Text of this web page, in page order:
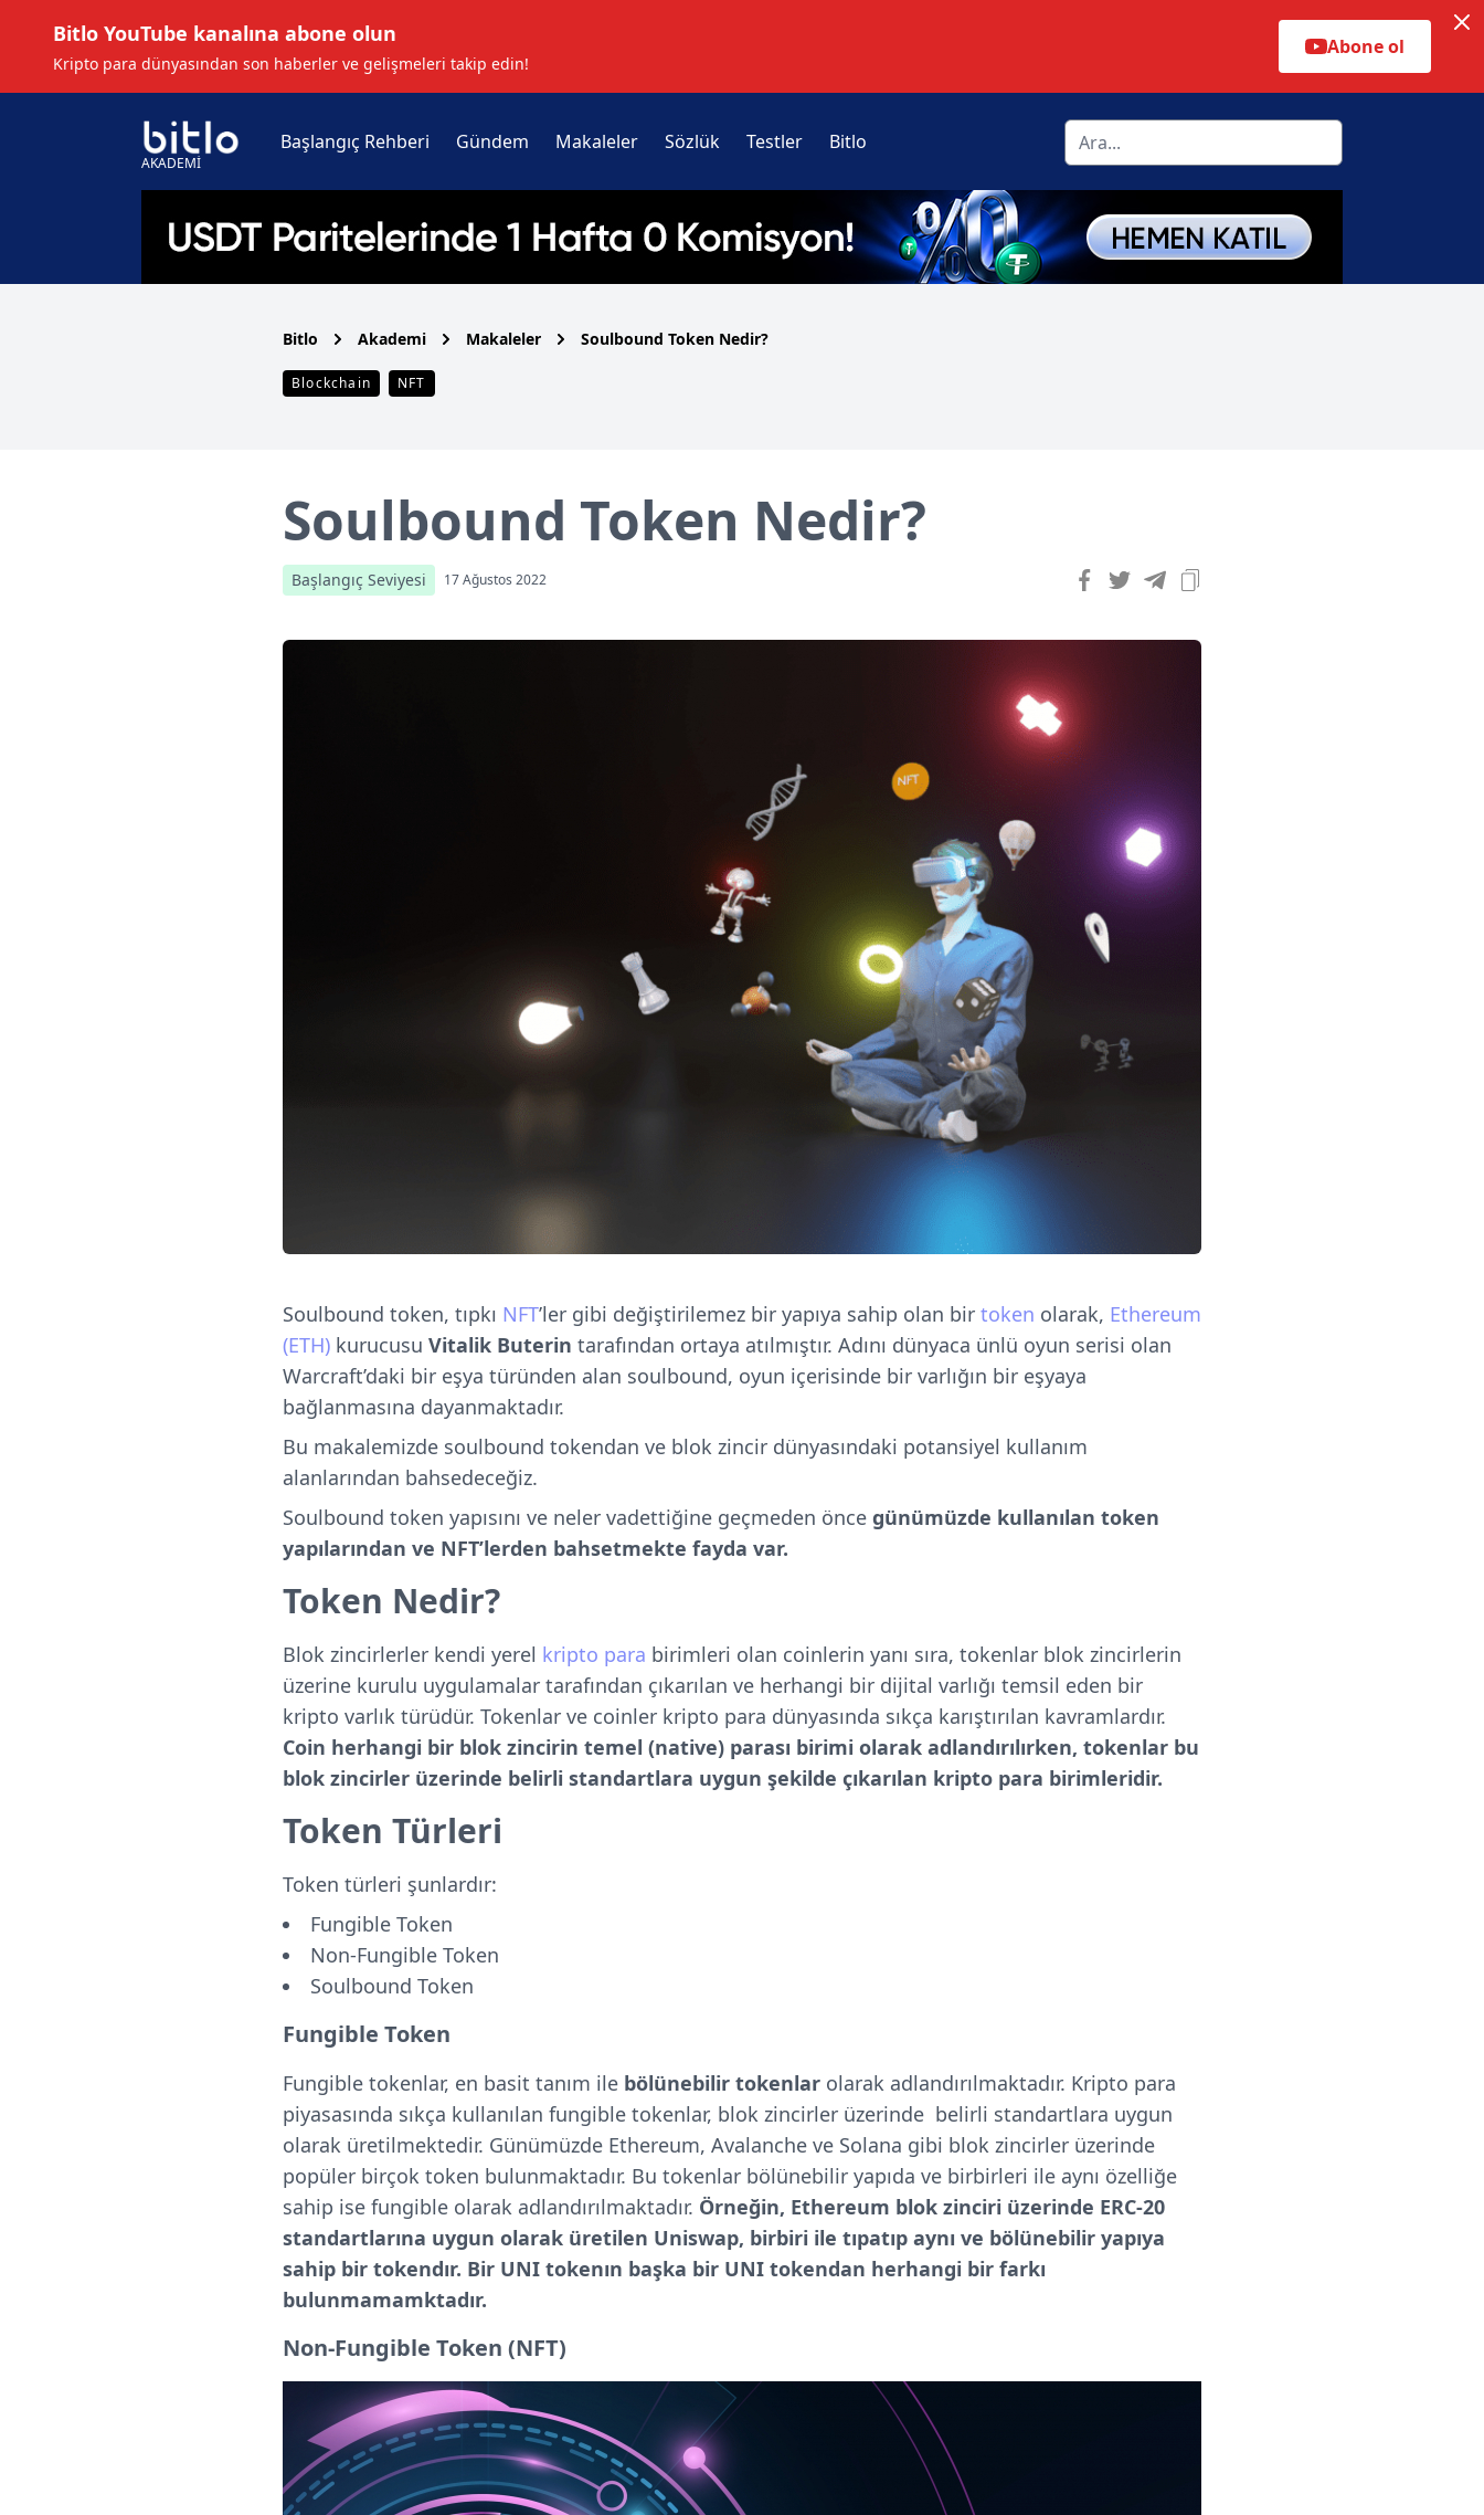
Bitlo YouTube kanalına abone olun
Kripto para dünyasından son haberler ve gelişmeleri takip edin!
Abone ol
AKADEMİ
Başlangıç Rehberi Gündem Makaleler Sözlük Testler Bitlo
Bitlo Akademi Makaleler Soulbound Token Nedir?
Blockchain NFT
Soulbound Token Nedir?
Başlangıç Seviyesi 17 Ağustos 2022
Soulbound token, tıpkı NFT’ler gibi değiştirilemez bir yapıya sahip olan bir token olarak, Ethereum
(ETH) kurucusu Vitalik Buterin tarafından ortaya atılmıştır. Adını dünyaca ünlü oyun serisi olan
Warcraft’daki bir eşya türünden alan soulbound, oyun içerisinde bir varlığın bir eşyaya
bağlanmasına dayanmaktadır.
Bu makalemizde soulbound tokendan ve blok zincir dünyasındaki potansiyel kullanım
alanlarından bahsedeceğiz.
Soulbound token yapısını ve neler vadettiğine geçmeden önce günümüzde kullanılan token
yapılarından ve NFT’lerden bahsetmekte fayda var.
Token Nedir?
Blok zincirlerler kendi yerel kripto para birimleri olan coinlerin yanı sıra, tokenlar blok zincirlerin
üzerine kurulu uygulamalar tarafından çıkarılan ve herhangi bir dijital varlığı temsil eden bir
kripto varlık türüdür. Tokenlar ve coinler kripto para dünyasında sıkça karıştırılan kavramlardır.
Coin herhangi bir blok zincirin temel (native) parası birimi olarak adlandırılırken, tokenlar bu
blok zincirler üzerinde belirli standartlara uygun şekilde çıkarılan kripto para birimleridir.
Token Türleri
Token türleri şunlardır:
Fungible Token
Non-Fungible Token
Soulbound Token
Fungible Token
Fungible tokenlar, en basit tanım ile bölünebilir tokenlar olarak adlandırılmaktadır. Kripto para
piyasasında sıkça kullanılan fungible tokenlar, blok zincirler üzerinde belirli standartlara uygun
olarak üretilmektedir. Günümüzde Ethereum, Avalanche ve Solana gibi blok zincirler üzerinde
popüler birçok token bulunmaktadır. Bu tokenlar bölünebilir yapıda ve birbirleri ile aynı özelliğe
sahip ise fungible olarak adlandırılmaktadır. Örneğin, Ethereum blok zinciri üzerinde ERC-20
standartlarına uygun olarak üretilen Uniswap, birbiri ile tıpatıp aynı ve bölünebilir yapıya
sahip bir tokendır. Bir UNI tokenın başka bir UNI tokendan herhangi bir farkı
bulunmamamktadır.
Non-Fungible Token (NFT)